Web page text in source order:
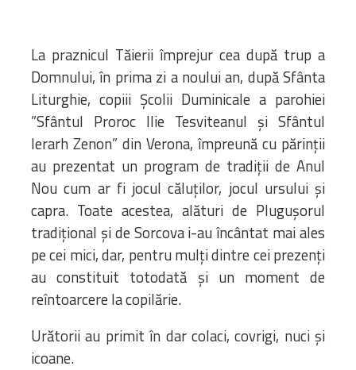
CERCA
La praznicul Tăierii împrejur cea după trup a
Domnului, în prima zi a noului an, după Sfânta
Liturghie, copiii Școlii Duminicale a parohiei
”Sfântul Proroc Ilie Tesviteanul și Sfântul
Ierarh Zenon” din Verona, împreună cu părinții
au prezentat un program de tradiții de Anul
Nou cum ar fi jocul căluților, jocul ursului și
capra. Toate acestea, alături de Plugușorul
tradițional și de Sorcova i-au încântat mai ales
pe cei mici, dar, pentru mulți dintre cei prezenți
au constituit totodată și un moment de
reîntoarcere la copilărie.
Urătorii au primit în dar colaci, covrigi, nuci și
icoane.